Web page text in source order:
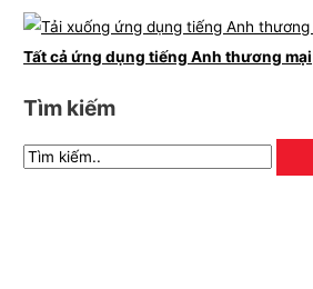
Tất cả ứng dụng tiếng Anh thương mại
Tìm kiếm